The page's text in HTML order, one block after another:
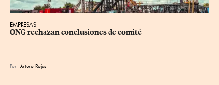
EMPRESAS
ONG rechazan conclusiones de comité
Por Arturo Rojas